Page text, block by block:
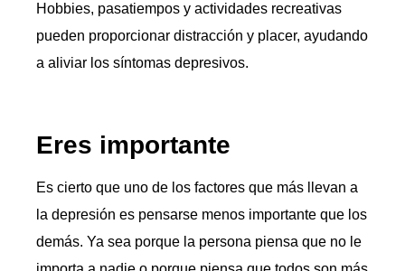
Hobbies, pasatiempos y actividades recreativas
pueden proporcionar distracción y placer, ayudando
a aliviar los síntomas depresivos.
Eres importante
Es cierto que uno de los factores que más llevan a
la depresión es pensarse menos importante que los
demás. Ya sea porque la persona piensa que no le